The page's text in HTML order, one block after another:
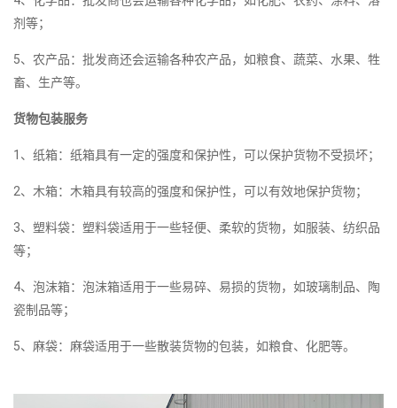
剂等；
5、农产品：批发商还会运输各种农产品，如粮食、蔬菜、水果、牲
畜、生产等。
货物包装服务
1、纸箱：纸箱具有一定的强度和保护性，可以保护货物不受损坏；
2、木箱：木箱具有较高的强度和保护性，可以有效地保护货物；
3、塑料袋：塑料袋适用于一些轻便、柔软的货物，如服装、纺织品
等；
4、泡沫箱：泡沫箱适用于一些易碎、易损的货物，如玻璃制品、陶
瓷制品等；
5、麻袋：麻袋适用于一些散装货物的包装，如粮食、化肥等。